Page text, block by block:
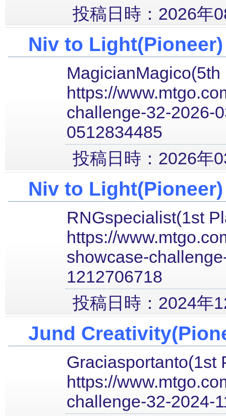
投稿日時：2026年
Niv to Light(Pioneer)
MagicianMagico(5th
https://
challenge-32-2026-
0512834485
投稿日時：2026年
Niv to Light(Pioneer)
RNGspecialist(1st
https://
showcase-
1212706718
投稿日時：2024年
Jund
Graciasportanto(1st
https://
challenge-32-2024-